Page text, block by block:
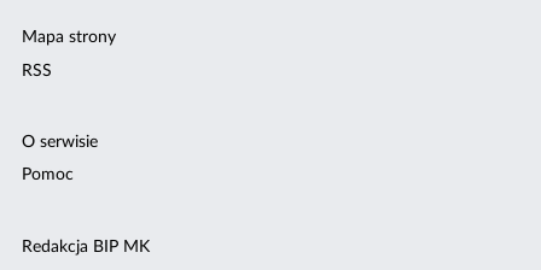
Mapa strony
RSS
O serwisie
Pomoc
Redakcja BIP MK